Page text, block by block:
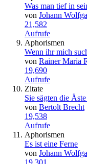
Was man tief in
von Johann
21,582
Aufrufe
Aphorismen
Wenn ihr mich
von Rainer Maria
19,690
Aufrufe
Zitate
Sie sägten die
von Bertolt Brecht
19,538
Aufrufe
Aphorismen
Es ist eine Ferne
von Johann
19,301